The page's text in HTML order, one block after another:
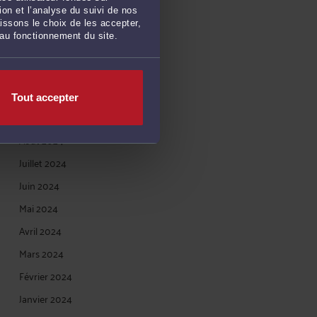
et l’analyse du suivi de nos
le choix de les accepter,
fonctionnement du site.
Tout accepter
Février 2025
Janvier 2025
Novembre 2024
Octobre 2024
Août 2024
Juillet 2024
Juin 2024
Mai 2024
Avril 2024
Mars 2024
Février 2024
Janvier 2024